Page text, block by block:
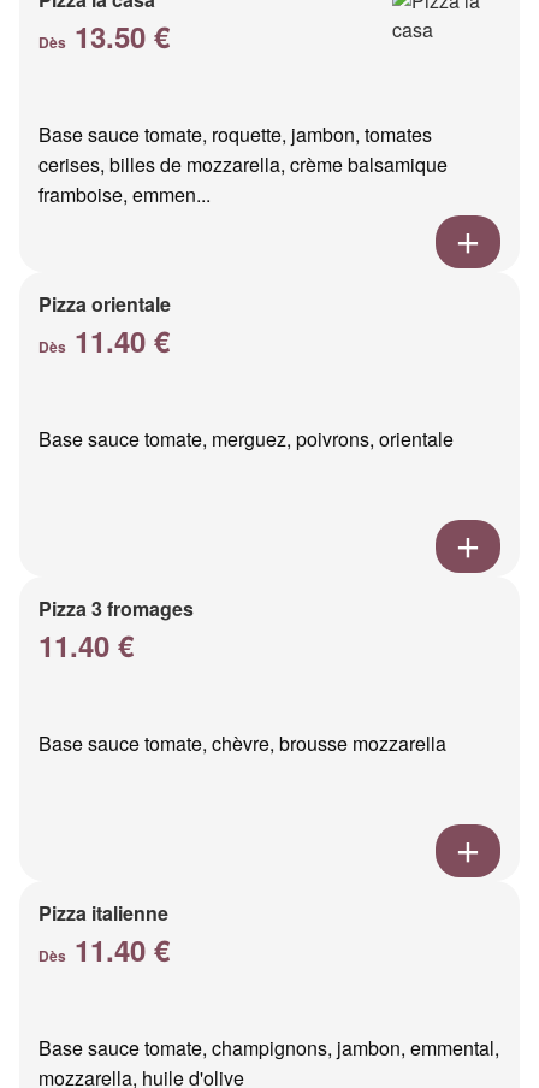
Dès 13.50 €
Base sauce tomate, roquette, jambon, tomates
cerises, billes de mozzarella, crème balsamique
framboise, emmen...
Pizza orientale
Dès 11.40 €
Base sauce tomate, merguez, poivrons, orientale
Pizza 3 fromages
11.40 €
Base sauce tomate, chèvre, brousse mozzarella
Pizza italienne
Dès 11.40 €
Base sauce tomate, champignons, jambon, emmental,
mozzarella, huile d'olive